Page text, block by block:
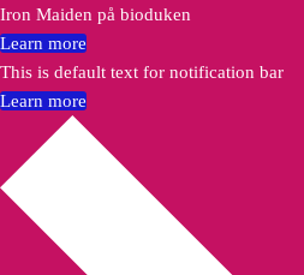
Iron Maiden på bioduken
Learn more
This is default text for notification bar
Learn more